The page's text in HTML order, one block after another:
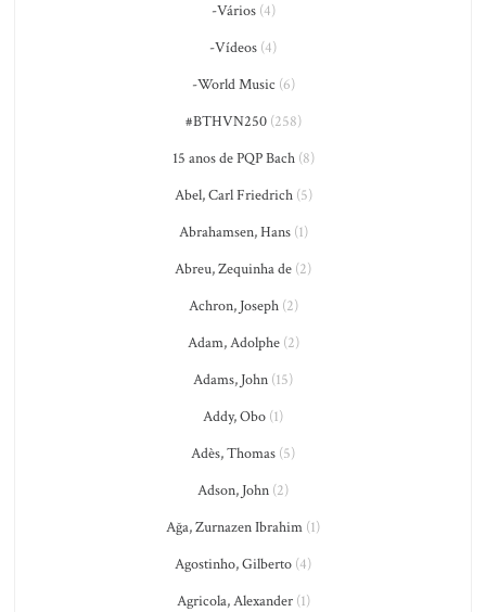
-Vários(4)
-Vídeos (4)
-World Music (6)
#BTHVN250(258)
15 anos de PQP Bach(8)
Abel, Carl Friedrich(5)
Abrahamsen, Hans(1)
Abreu, Zequinha de (2)
Achron, Joseph(2)
Adam, Adolphe(2)
Adams, John (15)
Addy, Obo (1)
Adès, Thomas (5)
Adson, John (2)
Ağa, Zurnazen Ibrahim (1)
Agostinho, Gilberto (4)
Agricola, Alexander(1)